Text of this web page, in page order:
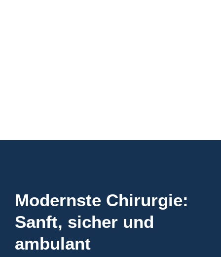
Modernste Chirurgie:
Sanft, sicher und
ambulant